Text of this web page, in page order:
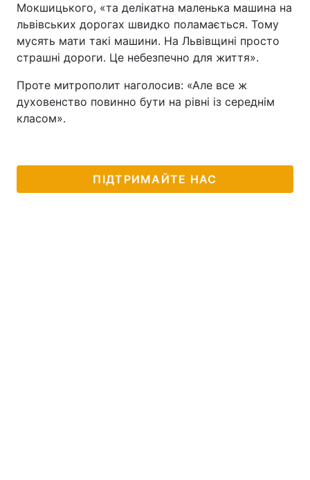
Мокшицького, «та делікатна маленька машина на
львівських дорогах швидко поламається. Тому
мусять мати такі машини. На Львівщині просто
страшні дороги. Це небезпечно для життя».
Проте митрополит наголосив: «Але все ж
духовенство повинно бути на рівні із середнім
класом».
ПІДТРИМАЙТЕ НАС